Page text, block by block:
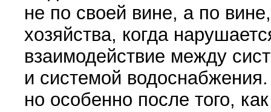
не по своей вине, а по
хозяйства, когда
взаимодействие между
и системой
но особенно после того,